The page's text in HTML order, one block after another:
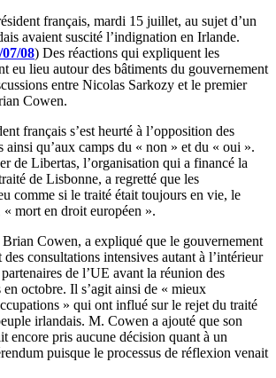
français, mardi 15 juillet, au sujet d’un
avaient suscité l’indignation en Irlande.
08) Des réactions qui expliquent les
eu lieu autour des bâtiments du gouvernement
entre Nicolas Sarkozy et le premier
Cowen.
français s’est heurté à l’opposition des
qu’aux camps du « non » et du « oui ».
de Libertas, l’organisation qui a financé la
de Lisbonne, a regretté que les
comme si le traité était toujours en vie, le
mort en droit européen ».
Cowen, a expliqué que le gouvernement
consultations intensives autant à l’intérieur
de l’UE avant la réunion des
en octobre. Il s’agit ainsi de « mieux
» qui ont influé sur le rejet du traité
irlandais. M. Cowen a ajouté que son
encore pris aucune décision quant à un
puisque le processus de réflexion venait